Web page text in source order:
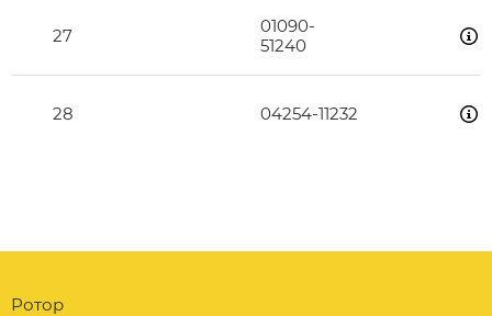
27
01090-
51240
28 04254-11232
Ротор